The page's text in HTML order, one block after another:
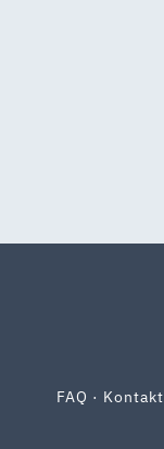
FAQ · Kontakt